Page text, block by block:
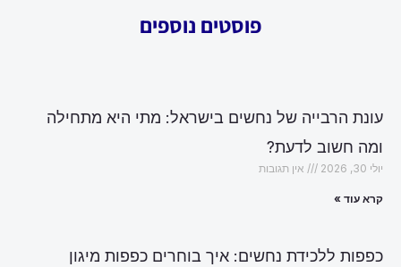
פוסטים נוספים
עונת הרבייה של נחשים בישראל: מתי היא מתחילה
ומה חשוב לדעת?
יולי 30, 2026 אין תגובות
קרא עוד »
כפפות ללכידת נחשים: איך בוחרים כפפות מיגון